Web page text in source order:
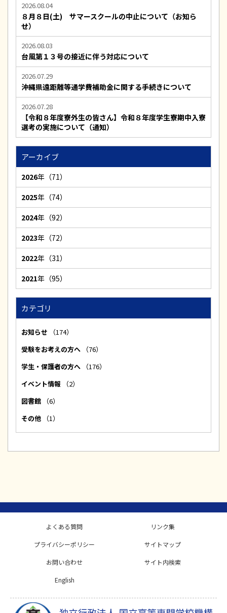
2026.08.04
８月８日(土) サマースクールの中止について（お知ら
せ）
2026.08.03
台風第１３号の接近に伴う対応について
2026.07.29
沖縄県遠距離等通学費補助金に関する手続きについて
2026.07.28
【令和８年度寮外生の皆さん】令和８年度学生寮期中入寮
選考の実施について（通知）
アーカイブ
2026年（71）
2025年（74）
2024年（92）
2023年（72）
2022年（31）
2021年（95）
カテゴリ
お知らせ
（174）
受験をお考えの方へ
（76）
学生・保護者の方へ
（176）
イベント情報
（2）
図書館
（6）
その他
（1）
よくある質問 リンク集
プライバシーポリシー サイトマップ
お問い合わせ サイト内検索
English